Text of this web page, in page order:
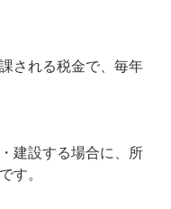
される税金で、毎年
建設する場合に、所
す。